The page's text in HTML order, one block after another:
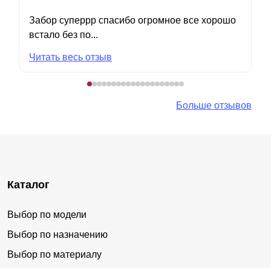
Забор суперрр спасибо огромное все хорошо
встало без по...
Читать весь отзыв
Больше отзывов
Каталог
Выбор по модели
Выбор по назначению
Выбор по материалу